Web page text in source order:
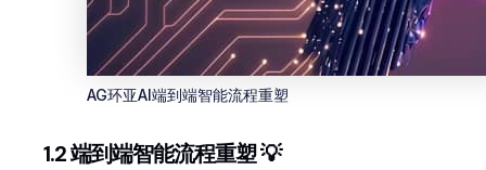
AG环亚AI端到端智能流程重塑
1.2 端到端智能流程重塑 💡